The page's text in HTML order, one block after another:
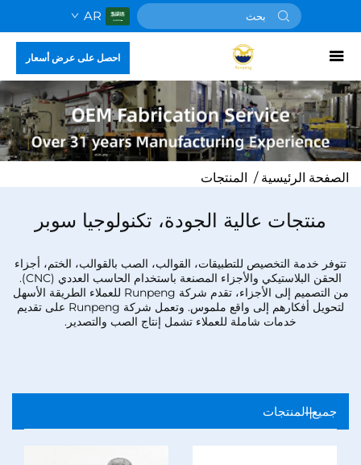
AR
احصل على عرض أسعار
الصفحة الرئيسية/ المنتجات
منتجات عالية الجودة، تكنولوجيا سوبر
تتوفر خدمة التخصيص للتطبيقات، القوالب، الصب بالقوالب، الختم، أجزاء
الحقن البلاستيكي والأجزاء المصنعة باستخدام الحاسب العددي (CNC).
من التصميم إلى الأجزاء، تقدم شركة Runpeng للعملاء الطريقة الأسهل
لتحويل أفكارهم إلى واقع ملموس. وتعمل شركة Runpeng على تقديم
خدمات شاملة للعملاء تشمل إنتاج الصب والتصدير.
جميع المنتجات